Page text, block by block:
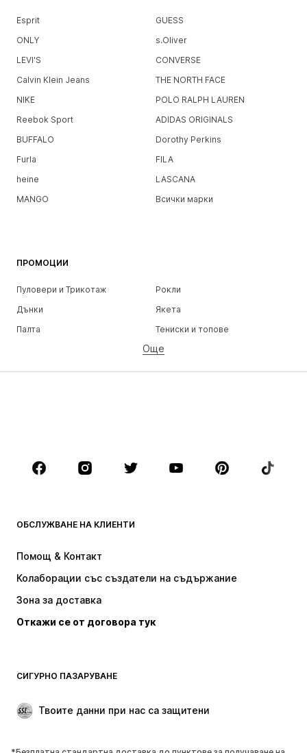
Esprit
GUESS
ONLY
s.Oliver
LEVI'S
CONVERSE
Calvin Klein Jeans
THE NORTH FACE
NIKE
POLO RALPH LAUREN
Reebok Sport
ADIDAS ORIGINALS
BUFFALO
Dorothy Perkins
Furla
FILA
heine
LASCANA
MANGO
Всички марки
ПРОМОЦИИ
Пуловери и Трикотаж
Рокли
Дънки
Якета
Палта
Тениски и топове
Бельо
Поли
Блузи и туники
Аксесоари
Premium
НОВО
Пуловери и Трикотаж
Бельо
Палта
Поли
Специални Поводи
Още
ОБСЛУЖВАНЕ НА КЛИЕНТИ
Помощ & Контакт
Колаборации със създатели на съдържание
Зона за доставка
Откажи се от договора тук
СИГУРНО ПАЗАРУВАНЕ
Твоите данни при нас са защитени